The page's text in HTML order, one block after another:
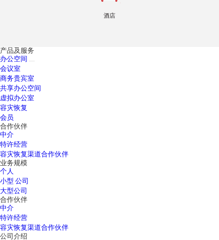
酒店
产品及服务
办公空间
会议室
商务贵宾室
共享办公空间
虚拟办公室
容灾恢复
会员
合作伙伴
中介
特许经营
容灾恢复渠道合作伙伴
业务规模
个人
小型 公司
大型公司
合作伙伴
中介
特许经营
容灾恢复渠道合作伙伴
公司介绍